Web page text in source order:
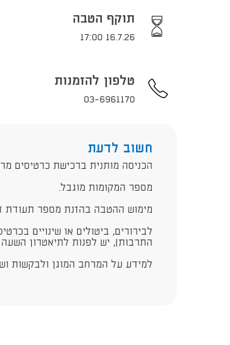
תוקף הטבה
16.7.26 17:00
טלפון להזמנות
03-6961170
חשוב לדעת
הכניסה מותנית ברכישת כרטיסים
מספר המקומות מוגבל.
מימוש ההטבה בהזנת מספר תעודת
לבירורים, ביטולים או שינויים
התרבות), יש לפנות לתיאטרון השעה
למידע על המרחב המוגן ולבקשות